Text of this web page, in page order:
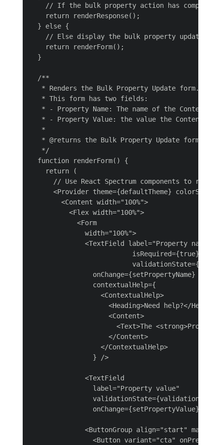
// If the bulk property action has
    return renderResponse();
  } else {
// Else display the bulk property update
    return renderForm();
  }
  /**
   * Renders the Bulk Property Update form.
   * This form has two fields:
* - Property Name: The name of the Content
* - Property Value: the value the Content
   *
   * @returns the Bulk Property Update form
   */
  function renderForm() {
    return (
// Use React Spectrum components to render
<Provider theme={defaultTheme}
        <Content width="100%">
          <Flex width="100%">
            <Form
              width="100%">
              <TextField label="Property name"
                          isRequired={true}
                onChange={setPropertyName}
                contextualHelp={
                  <ContextualHelp>
<Heading>Need help?</
                    <Content>
<Text>The
                    </Content>
                  </ContextualHelp>
                } />
              <TextField
                label="Property value"
                onChange={setPropertyValue} />
<ButtonGroup align="start"
<Button variant="cta"